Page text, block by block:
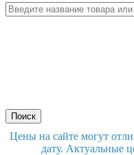
Цены на сайте могут
дату. Актуальные